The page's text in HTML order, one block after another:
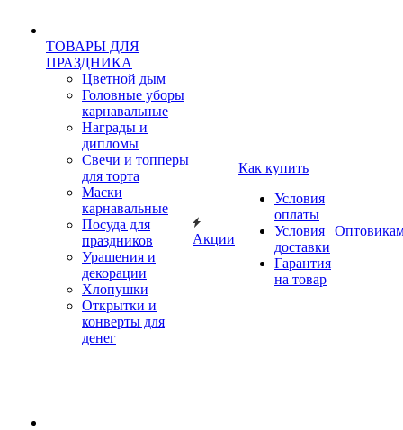
ТОВАРЫ ДЛЯ
ПРАЗДНИКА
Цветной дым
Головные уборы
карнавальные
Награды и
дипломы
Свечи и топперы
для торта
Маски
карнавальные
Посуда для
праздников
Урашения и
декорации
Хлопушки
Открытки и
конверты для
денег
Акции
Как купить
Условия
оплаты
Условия
доставки
Гарантия
на товар